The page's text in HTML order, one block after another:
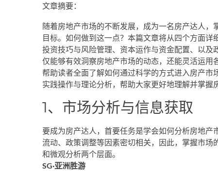
文章摘要：
随着房地产市场的不断发展，成为一名房产达人
目标。如何做到这一点？本篇文章将从四个方面详
投资技巧与风险管理、资本运作与资金配置、以
仅能够有效洞察房地产市场的动态，还能灵活运
帮助读者全面了解如何通过科学的方式进入房产
实践操作与理论分析，帮助大家更好地理解并掌握
1、市场分析与信息获取
要成为房产达人，首要任务是学会如何分析房地
流动、政策调整等因素密切相关，因此，掌握市
和微观分析两个层面。
SG·亚洲胜游